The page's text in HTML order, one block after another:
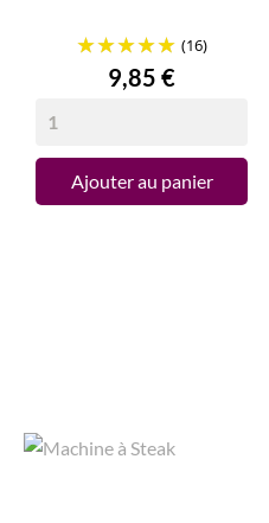
(16)
Prix
9,85 €
Ajouter au panier